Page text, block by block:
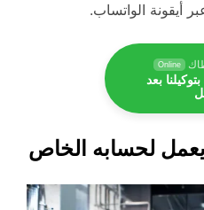
أيقونة الواتساب.
Online
بعد
لحسابه الخاص